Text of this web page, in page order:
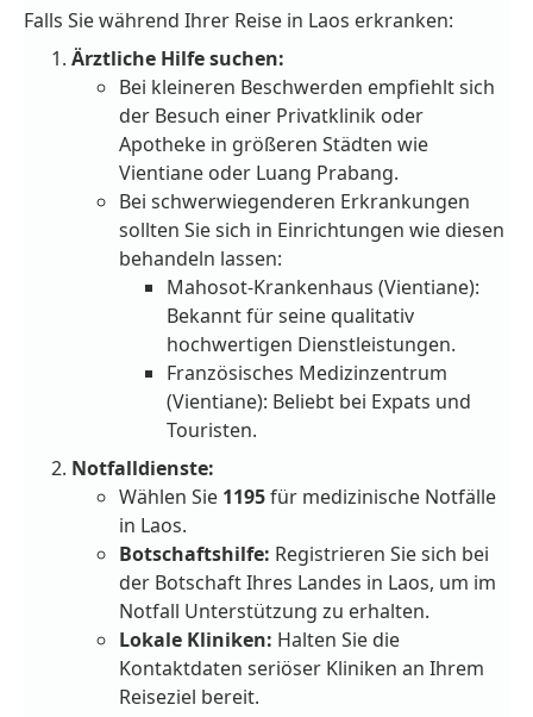
Falls Sie während Ihrer Reise in Laos erkranken:
Ärztliche Hilfe suchen:
Bei kleineren Beschwerden empfiehlt sich
der Besuch einer Privatklinik oder
Apotheke in größeren Städten wie
Vientiane oder Luang Prabang.
Bei schwerwiegenderen Erkrankungen
sollten Sie sich in Einrichtungen wie diesen
behandeln lassen:
Mahosot-Krankenhaus (Vientiane):
Bekannt für seine qualitativ
hochwertigen Dienstleistungen.
Französisches Medizinzentrum
(Vientiane): Beliebt bei Expats und
Touristen.
Notfalldienste:
Wählen Sie 1195für medizinische Notfälle
in Laos.
Botschaftshilfe: Registrieren Sie sich bei
der Botschaft Ihres Landes in Laos, um im
Notfall Unterstützung zu erhalten.
Lokale Kliniken: Halten Sie die
Kontaktdaten seriöser Kliniken an Ihrem
Reiseziel bereit.